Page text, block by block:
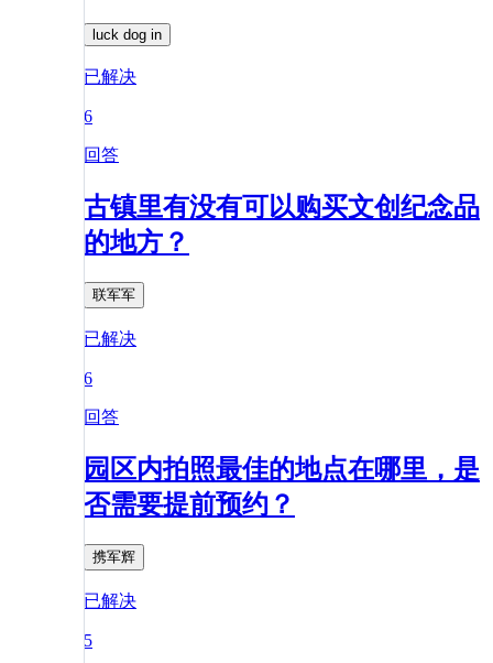
luck dog in
已解决
6
回答
古镇里有没有可以购买文创纪念品
的地方？
联军军
已解决
6
回答
园区内拍照最佳的地点在哪里，是
否需要提前预约？
携军辉
已解决
5